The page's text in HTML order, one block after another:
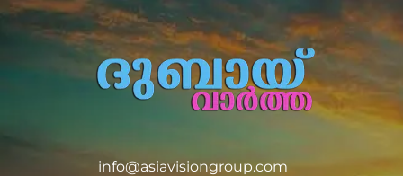
info@asiavisiongroup.com